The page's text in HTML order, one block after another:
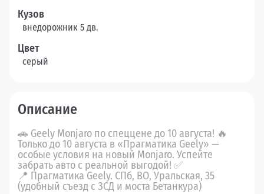
Кузов
внедорожник 5 дв.
Цвет
серый
Описание
🚗 Geely Monjaro по спеццене до 10 августа! 🔥
Только до 10 августа в «Прагматика Geely» —
особые условия на новый Monjaro. Успейте
забрать авто с реальной выгодой! ✅
📍 Прагматика Geely. СПб, ВО, Уральская, 35
(удобный съезд с ЗСД и моста Бетанкура)